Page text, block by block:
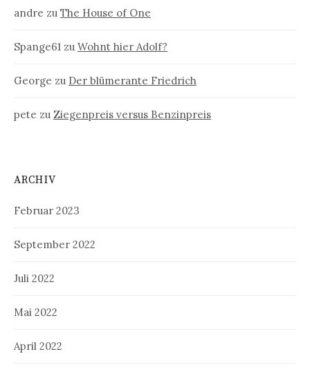
andre zu The House of One
Spange61 zu Wohnt hier Adolf?
George zu Der blümerante Friedrich
pete zu Ziegenpreis versus Benzinpreis
ARCHIV
Februar 2023
September 2022
Juli 2022
Mai 2022
April 2022